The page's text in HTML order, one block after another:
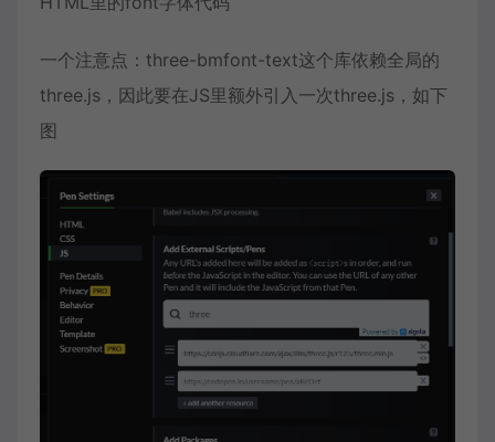
一个注意点：three-bmfont-text这个库依赖全局的
three.js，因此要在JS里额外引入一次three.js，如下
图